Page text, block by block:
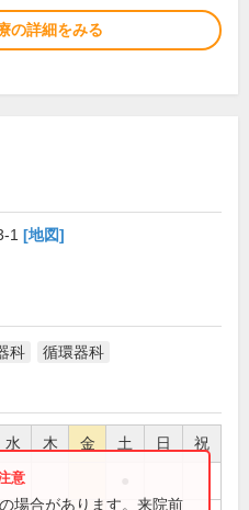
の詳細をみる
1 [地図]
科 循環器科
水 木 金 土 日 祝
場合があります。来院前